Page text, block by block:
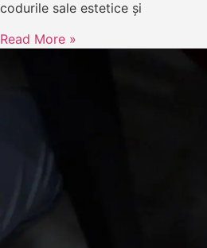
codurile sale estetice și
Read More »